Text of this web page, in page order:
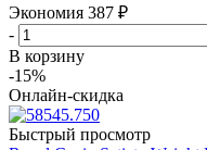
Экономия 387 ₽
-
В корзину
-15%
Онлайн-скидка
Быстрый просмотр